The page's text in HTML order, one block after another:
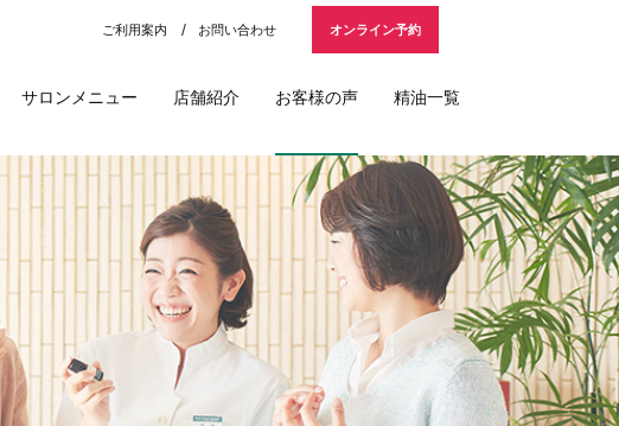
オンライン予約
お問い合わせ
ご利用案内
サロンメニュー 店舗紹介 お客様の声 精油一覧